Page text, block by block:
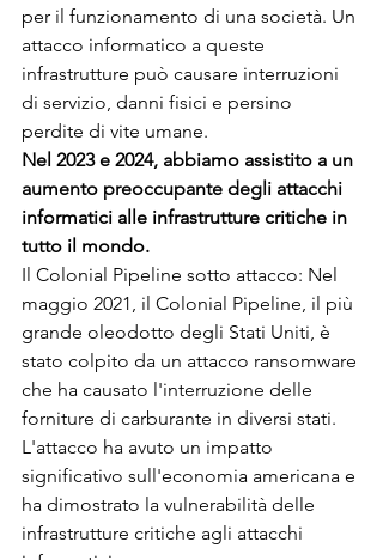
per il funzionamento di una società. Un
attacco informatico a queste
infrastrutture può causare interruzioni
di servizio, danni fisici e persino
perdite di vite umane.
Nel 2023 e 2024, abbiamo assistito a un
aumento preoccupante degli attacchi
informatici alle infrastrutture critiche in
tutto il mondo.
Il Colonial Pipeline sotto attacco: Nel
maggio 2021, il Colonial Pipeline, il più
grande oleodotto degli Stati Uniti, è
stato colpito da un attacco ransomware
che ha causato l'interruzione delle
forniture di carburante in diversi stati.
L'attacco ha avuto un impatto
significativo sull'economia americana e
ha dimostrato la vulnerabilità delle
infrastrutture critiche agli attacchi